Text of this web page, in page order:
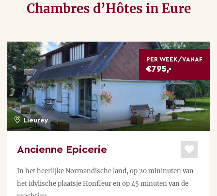
Chambres d’Hôtes in Eure
PER WEEK/VANAF
€795,-
Lieurey
Ancienne Epicerie
In het heerlijke Normandische land, op 20 mininuten van
het idylische plaatsje Honfleur en op 45 minuten van de